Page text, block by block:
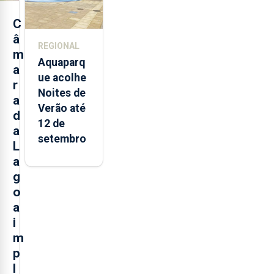
C
â
m
a
r
a
d
a
L
a
g
o
a
i
m
p
l
2025 nos
Açores
REGIONAL
Aquaparq
ue acolhe
Noites de
Verão até
12 de
setembro